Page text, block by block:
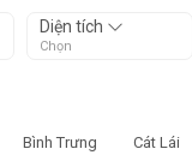
Diện tích
Chọn
Bình Trưng Cát Lái